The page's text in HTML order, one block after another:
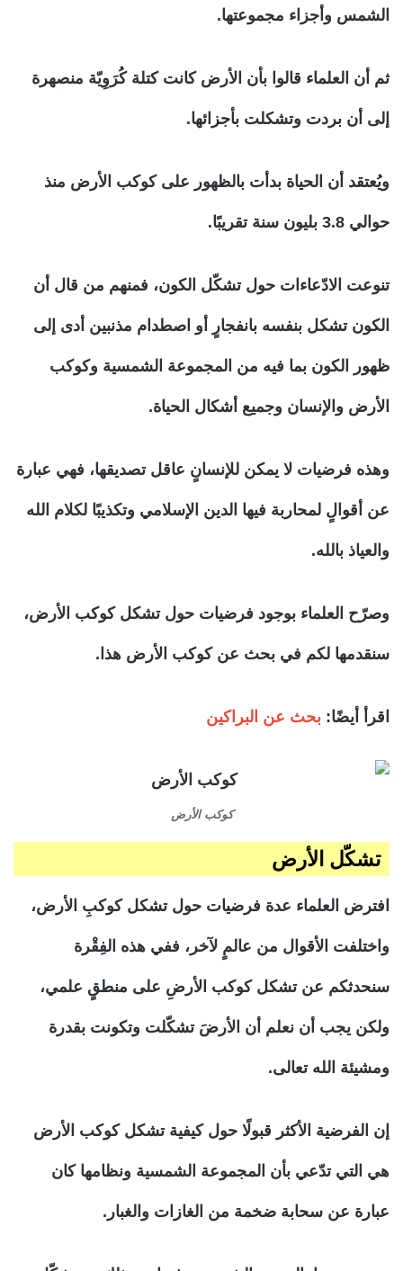
الشمس وأجزاء مجموعتها.
ثم أن العلماء قالوا بأن الأرض كانت كتلة كُرَوِيّة منصهرة
إلى أن بردت وتشكلت بأجزائها.
ويُعتقد أن الحياة بدأت بالظهور على كوكب الأرض منذ
حوالي 3.8 بليون سنة تقريبًا.
تنوعت الادّعاءات حول تشكّل الكون، فمنهم من قال أن
الكون تشكل بنفسه بانفجارٍ أو اصطدام مذنبين أدى إلى
ظهور الكون بما فيه من المجموعة الشمسية وكوكب
الأرض والإنسان وجميع أشكال الحياة.
وهذه فرضيات لا يمكن للإنسانٍ عاقل تصديقها، فهي عبارة
عن أقوالٍ لمحاربة فيها الدين الإسلامي وتكذيبًا لكلام الله
والعياذ بالله.
وصرّح العلماء بوجود فرضيات حول تشكل كوكب الأرض،
سنقدمها لكم في بحث عن كوكب الأرض هذا.
اقرأ أيضًا: بحث عن البراكين
كوكب الأرض
تشكّل الأرض
افترض العلماء عدة فرضيات حول تشكل كوكبِ الأرض،
واختلفت الأقوال من عالمٍ لآخر، ففي هذه الفِقْرة
سنحدثكم عن تشكل كوكب الأرضِ على منطقٍ علمي،
ولكن يجب أن نعلم أن الأرضَ تشكّلت وتكونت بقدرة
ومشيئة الله تعالى.
إن الفرضية الأكثر قبولًا حول كيفية تشكل كوكب الأرض
هي التي تدّعي بأن المجموعة الشمسية ونظامها كان
عبارة عن سحابة ضخمة من الغازات والغبار.